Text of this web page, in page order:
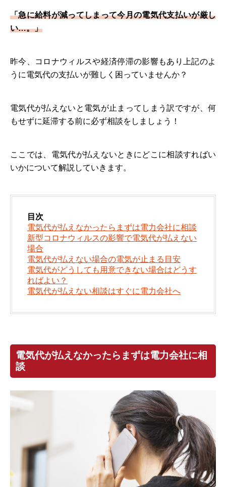
「急に給料が減ってしまって今月の電気代支払いが厳し
い…。」
昨今、コロナウィルスや経済停滞の影響もあり上記のよ
うに電気代の支払いが難しく困っていませんか？
電気代が払えないと電気が止まってしまう訳ですが、何
もせずに延滞する前に必ず相談をしましょう！
ここでは、電気代が払えないときにどこに相談すればい
いかについて解説していきます。
目次
電気代が払えなかったらまずは電力会社に相談
新型コロナウィルスの影響で電気代が払えない
場合
電気代が払えない場合の電気が止まる目安
電気代がどうしても用意できない場合はどうす
ればよい？
電気代が払えない相談はすぐに電力会社へ
電気代が払えなかったらまずは電力会社に相
談